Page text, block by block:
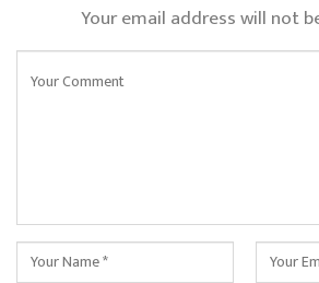
Your email address will not